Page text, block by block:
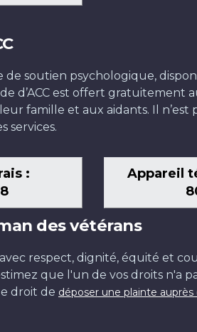
de soutien psychologique,
d’ACC est offert gratuitement
famille et aux aidants. Il n’est
services.
:
Appareil
des vétérans
respect, dignité, équité et
que l'un de vos droits n'a
droit de déposer une plainte